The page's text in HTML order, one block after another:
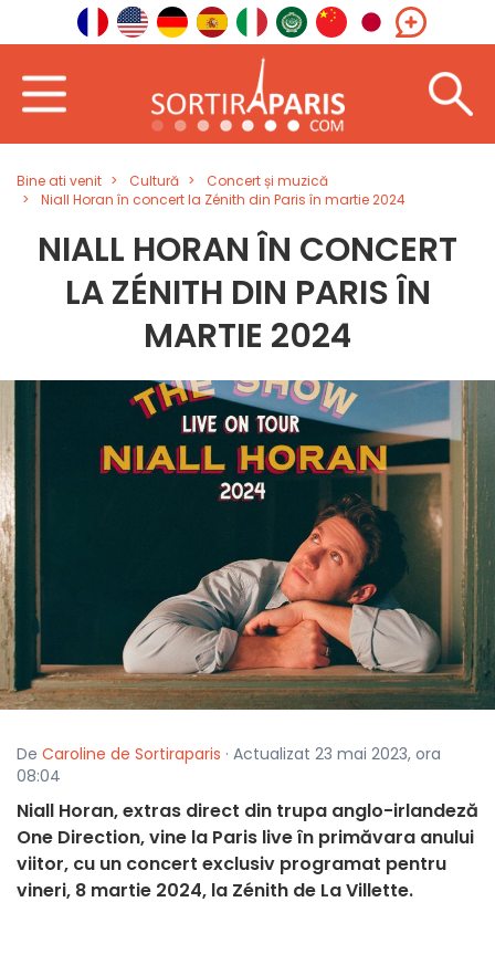
Bine ati venit Cultură
Concert și muzică
Niall Horan în concert la Zénith din Paris în martie 2024
NIALL HORAN ÎN CONCERT
LA ZÉNITH DIN PARIS ÎN
MARTIE 2024
De Caroline de Sortiraparis · Actualizat 23 mai 2023, ora
08:04
Niall Horan, extras direct din trupa anglo-irlandeză
One Direction, vine la Paris live în primăvara anului
viitor, cu un concert exclusiv programat pentru
vineri, 8 martie 2024, la Zénith de La Villette.